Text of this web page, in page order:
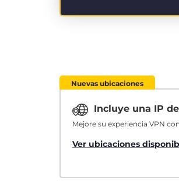
Nuevas ubicaciones
Incluye una IP
Mejore su experiencia VPN
Ver ubicaciones